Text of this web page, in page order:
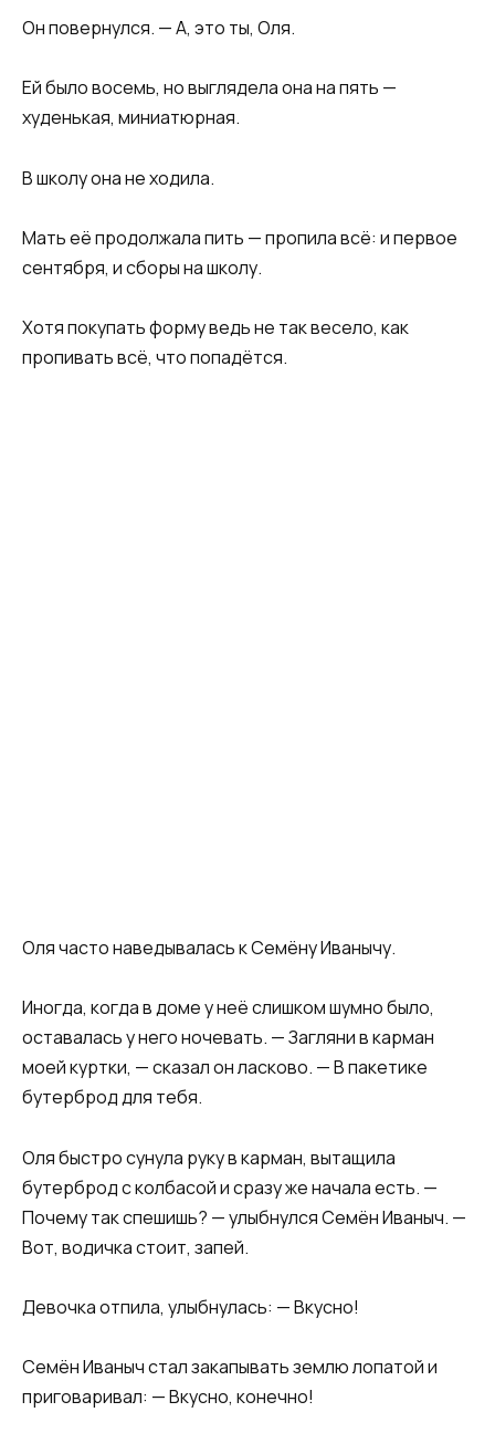
Он повернулся. — А, это ты, Оля.
Ей было восемь, но выглядела она на пять —
худенькая, миниатюрная.
В школу она не ходила.
Мать её продолжала пить — пропила всё: и первое
сентября, и сборы на школу.
Хотя покупать форму ведь не так весело, как
пропивать всё, что попадётся.
Оля часто наведывалась к Семёну Иванычу.
Иногда, когда в доме у неё слишком шумно было,
оставалась у него ночевать. — Загляни в карман
моей куртки, — сказал он ласково. — В пакетике
бутерброд для тебя.
Оля быстро сунула руку в карман, вытащила
бутерброд с колбасой и сразу же начала есть. —
Почему так спешишь? — улыбнулся Семён Иваныч. —
Вот, водичка стоит, запей.
Девочка отпила, улыбнулась: — Вкусно!
Семён Иваныч стал закапывать землю лопатой и
приговаривал: — Вкусно, конечно!